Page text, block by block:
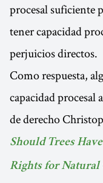
procesal suficiente
tener capacidad
perjuicios directos.
Como respuesta,
capacidad procesal
de derecho
Should Trees
Rights for Natural